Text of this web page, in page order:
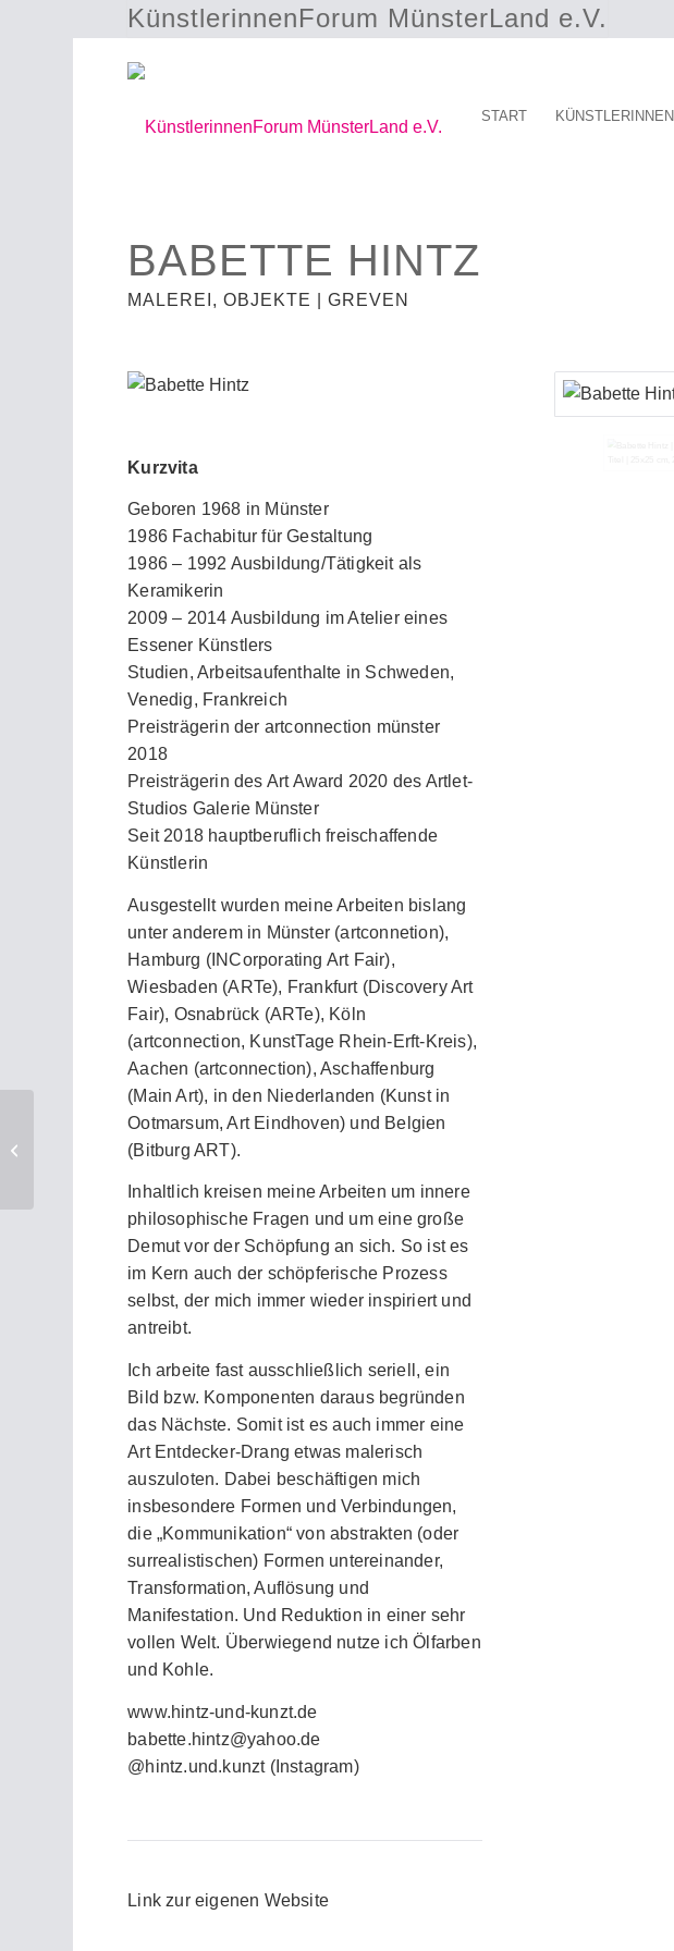
KünstlerinnenForum MünsterLand e.V.
START KÜNSTLERINNEN
BABETTE HINTZ
MALEREI, OBJEKTE | GREVEN
Kurzvita
Geboren 1968 in Münster
1986 Fachabitur für Gestaltung
1986 – 1992 Ausbildung/Tätigkeit als
Keramikerin
2009 – 2014 Ausbildung im Atelier eines
Essener Künstlers
Studien, Arbeitsaufenthalte in Schweden,
Venedig, Frankreich
Preisträgerin der artconnection münster
2018
Preisträgerin des Art Award 2020 des Artlet-
Studios Galerie Münster
Seit 2018 hauptberuflich freischaffende
Künstlerin
Ausgestellt wurden meine Arbeiten bislang
unter anderem in Münster (artconnetion),
Hamburg (INCorporating Art Fair),
Wiesbaden (ARTe), Frankfurt (Discovery Art
Fair), Osnabrück (ARTe), Köln
(artconnection, KunstTage Rhein-Erft-Kreis),
Aachen (artconnection), Aschaffenburg
(Main Art), in den Niederlanden (Kunst in
Ootmarsum, Art Eindhoven) und Belgien
(Bitburg ART).
Inhaltlich kreisen meine Arbeiten um innere
philosophische Fragen und um eine große
Demut vor der Schöpfung an sich. So ist es
im Kern auch der schöpferische Prozess
selbst, der mich immer wieder inspiriert und
antreibt.
Ich arbeite fast ausschließlich seriell, ein
Bild bzw. Komponenten daraus begründen
das Nächste. Somit ist es auch immer eine
Art Entdecker-Drang etwas malerisch
auszuloten. Dabei beschäftigen mich
insbesondere Formen und Verbindungen,
die „Kommunikation“ von abstrakten (oder
surrealistischen) Formen untereinander,
Transformation, Auflösung und
Manifestation. Und Reduktion in einer sehr
vollen Welt. Überwiegend nutze ich Ölfarben
und Kohle.
www.hintz-und-kunzt.de
babette.hintz@yahoo.de
@hintz.und.kunzt (Instagram)
Link zur eigenen Website